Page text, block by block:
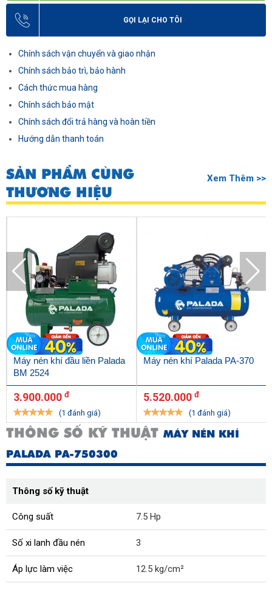
GỌI LẠI CHO TÔI
Chính sách vận chuyển và giao nhận
Chính sách bảo trì, bảo hành
Cách thức mua hàng
Chính sách bảo mật
Chính sách đổi trả hàng và hoàn tiền
Hướng dẫn thanh toán
SẢN PHẨM CÙNG
THƯƠNG HIỆU
Xem Thêm >>
Máy nén khí đầu liền Palada
BM 2524
3.900.000 đ
(1 đánh giá)
Máy nén khí Palada PA-370
5.520.000 đ
(1 đánh giá)
THÔNG SỐ KỸ THUẬT MÁY NÉN KHÍ
PALADA PA-750300
Thông số kỹ thuật
Công suất 7.5 Hp
Số xi lanh đầu nén 3
Áp lực làm việc 12.5 kg/cm²